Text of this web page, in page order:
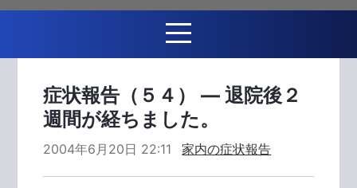
症状報告（５４） ― 退院後２
週間が経ちました。
2004年6月20日 22:11 家内の症状報告